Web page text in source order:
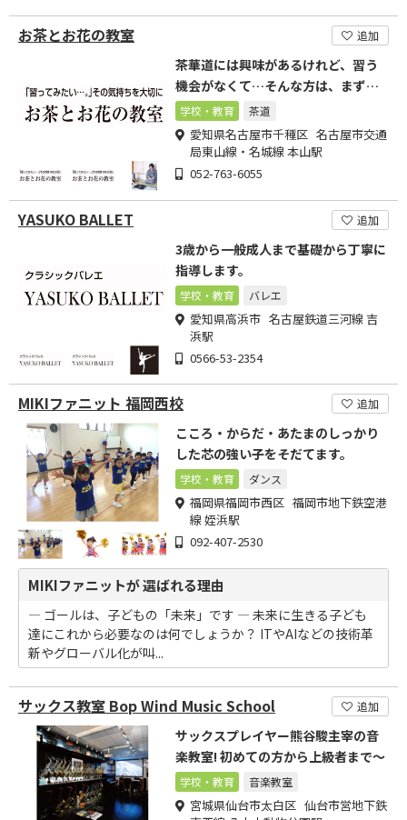
お茶とお花の教室 追加
茶華道には興味があるけれど、習う
機会がなくて…そんな方は、まず体
験はいかがですか?
学校・教育 茶道
愛知県名古屋市千種区 名古屋市交通
局東山線・名城線 本山駅
052-763-6055
YASUKO BALLET 追加
3歳から一般成人まで基礎から丁寧に
指導します。
学校・教育 バレエ
愛知県高浜市 名古屋鉄道三河線 吉
浜駅
0566-53-2354
MIKIファニット 福岡西校 追加
こころ・からだ・あたまのしっかり
した芯の強い子をそだてます。
学校・教育 ダンス
福岡県福岡市西区 福岡市地下鉄空港
線 姪浜駅
092-407-2530
MIKIファニットが 選ばれる理由
― ゴールは、子どもの「未来」です ― 未来に生きる子ども
達にこれから必要なのは何でしょうか？ ITやAIなどの技術革
新やグローバル化が叫...
サックス教室 Bop Wind Music School 追加
サックスプレイヤー熊谷駿主宰の音
楽教室! 初めての方から上級者まで～
学校・教育 音楽教室
宮城県仙台市太白区 仙台市営地下鉄